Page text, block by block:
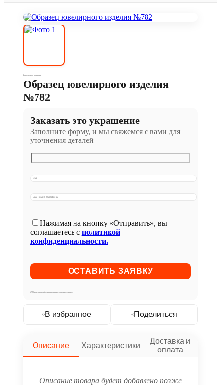
Браслеты с камнями
Образец ювелирного изделия
№782
Заказать это украшение
Заполните форму, и мы свяжемся с вами для
уточнения деталей
Нажимая на кнопку «Отправить», вы
соглашаетесь с политикой
конфиденциальности.
Мы не передаём ваши данные третьим лицам
В избранное Поделиться
Описание Характеристики
Доставка и
оплата
Описание товара будет добавлено позже